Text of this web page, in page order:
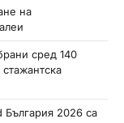
на
сред 140
България 2026 са